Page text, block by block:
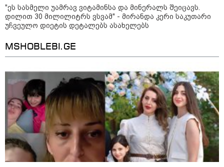
მოზაიკა
"ეს სასმელი უამრავ ვიტამინსა და მინერალს შეიცავს.
დილით 30 მილილიტრს ვსვამ" - მირანდა კერი საკუთარი
უჩვეულო დიეტის დეტალებს ასახელებს
MSHOBLEBI.GE